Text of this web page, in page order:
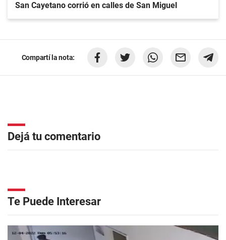
San Cayetano corrió en calles de San Miguel
Compartí la nota:
Dejá tu comentario
Te Puede Interesar